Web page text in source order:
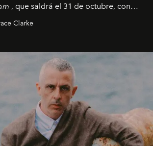
, que saldrá el 31 de octubre, con
a partir de abril del próximo
Clarke